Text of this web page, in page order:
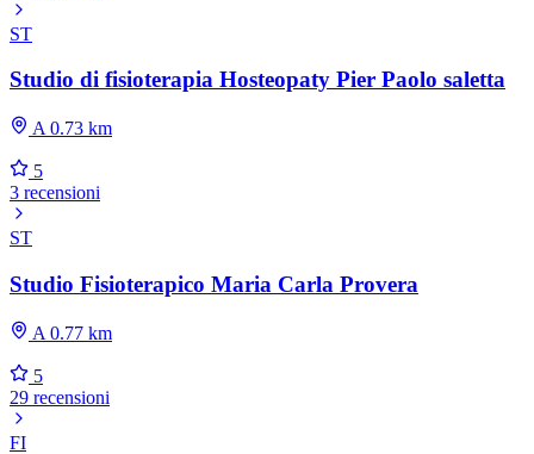
ST
Studio di fisioterapia Hosteopaty Pier Paolo saletta
A 0.73 km
5
3 recensioni
ST
Studio Fisioterapico Maria Carla Provera
A 0.77 km
5
29 recensioni
FI